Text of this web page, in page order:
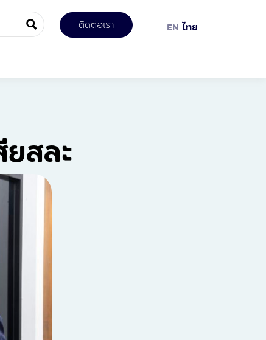
ติดต่อเรา EN ไทย
ยสละ